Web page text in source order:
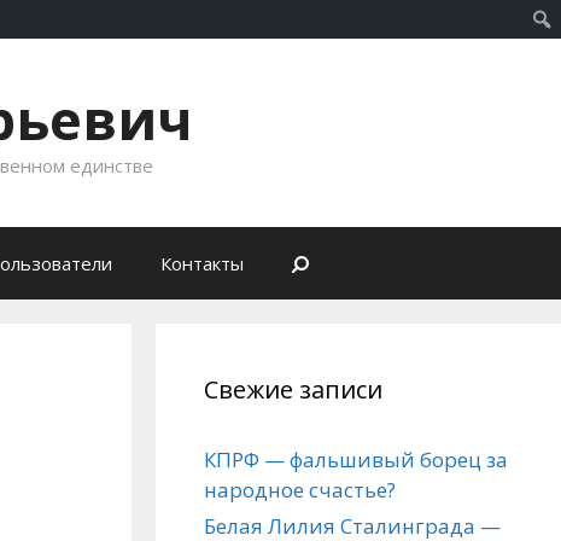
единстве
Контакты
Свежие записи
КПРФ — фальшивый борец за
народное счастье?
Белая Лилия Сталинграда —